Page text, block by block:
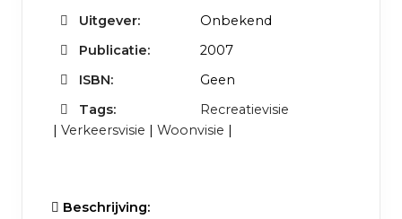
Uitgever:
Onbekend
Publicatie:
2007
ISBN:
Geen
Tags:
Recreatievisie
| Verkeersvisie | Woonvisie |
Beschrijving: